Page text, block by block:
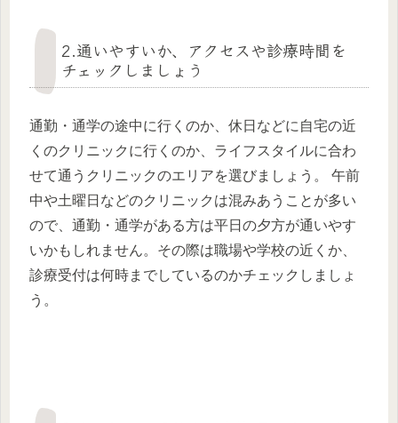
2.通いやすいか、アクセスや診療時間を
チェックしましょう
通勤・通学の途中に行くのか、休日などに自宅の近
くのクリニックに行くのか、ライフスタイルに合わ
せて通うクリニックのエリアを選びましょう。 午前
中や土曜日などのクリニックは混みあうことが多い
ので、通勤・通学がある方は平日の夕方が通いやす
いかもしれません。その際は職場や学校の近くか、
診療受付は何時までしているのかチェックしましょ
う。